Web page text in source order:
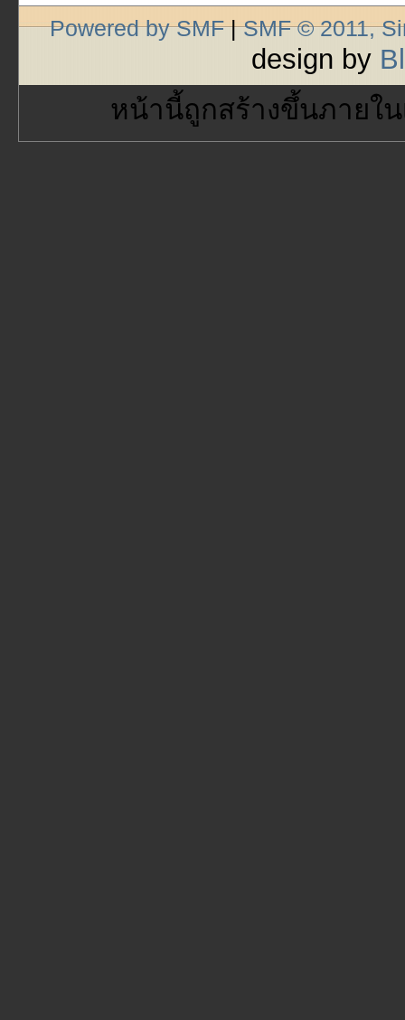
Powered by SMF|SMF © 2011,
design by
หน้านี้ถูกสร้างขึ้นภายใ